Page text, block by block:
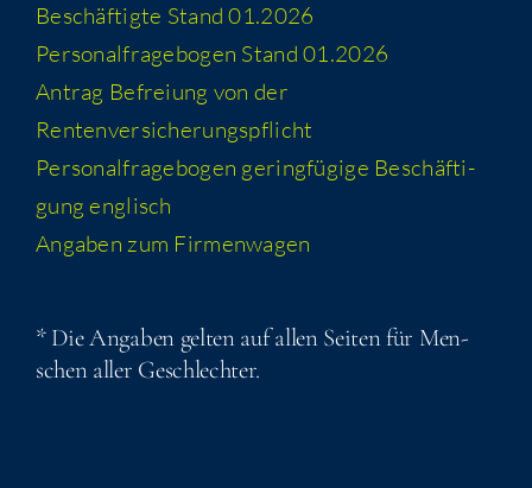
Beschäf­tig­te Stand 01.2026
Per­so­nal­fra­ge­bo­gen Stand 01.2026
Antrag Befrei­ung von der
Rentenversicherungspflicht
Per­so­nal­fra­ge­bo­gen gering­fü­gi­ge Beschäf­ti­
gung englisch
Anga­ben zum Firmenwagen
* Die Anga­ben gel­ten auf allen Sei­ten für Men­
schen aller Geschlechter.